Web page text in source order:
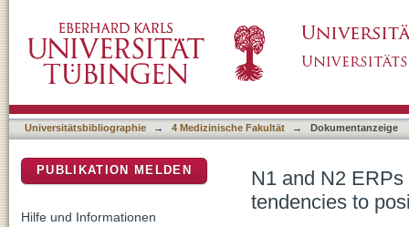
Universitätsbibliographie → 4 Medizinische Fakultät → Dokumentanzeige
N1 and N2
tendencies to
PUBLIKATION MELDEN
Hilfe und Informationen